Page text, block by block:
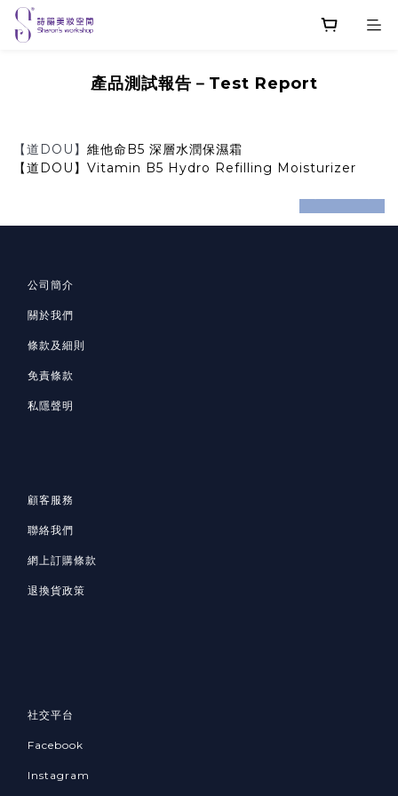
產品測試報告－Test Report
【道DOU】 維他命B5 深層水潤保濕霜
【道DOU】Vitamin B5 Hydro Refilling Moisturizer
prev next
公司簡介
關於我們
條款及細則
免責條款
私隱聲明
顧客服務
聯絡我們
網上訂購條款
退換貨政策
社交平台
Facebook
Instagram